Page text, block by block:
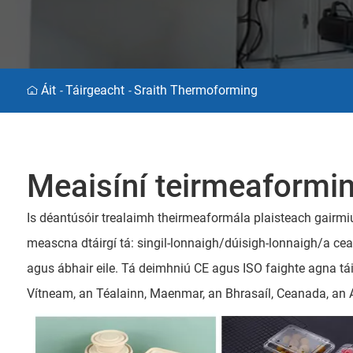
Áit - Táirgeacht - Sraith Thermoforming
Meaisíní
Is déantúsóir trealaimh theirmeaformála plaisteach
meascna dtáirgí tá: singil-lonnaigh/dúisigh-lonnaigh/a
agus ábhair eile. Tá deimhniú CE agus ISO faighte agna
Vítneam, an Téalainn, Maenmar, an Bhrasaíl, Ceanada, an